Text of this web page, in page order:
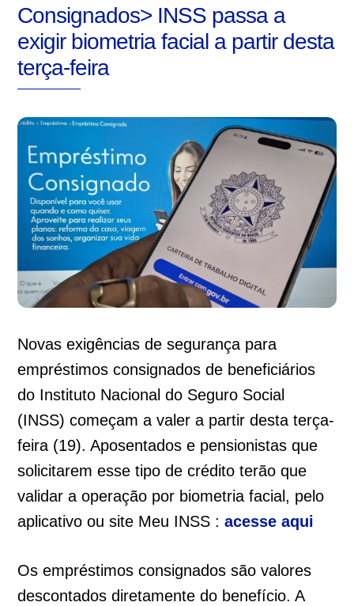
Consignados> INSS passa a
exigir biometria facial a partir desta
terça-feira
Novas exigências de segurança para
empréstimos consignados de beneficiários
do Instituto Nacional do Seguro Social
(INSS) começam a valer a partir desta terça-
feira (19). Aposentados e pensionistas que
solicitarem esse tipo de crédito terão que
validar a operação por biometria facial, pelo
aplicativo ou site Meu INSS :acesse aqui
Os empréstimos consignados são valores
descontados diretamente do benefício. A